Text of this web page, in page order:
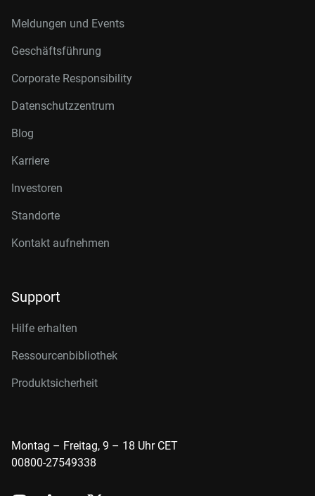
Meldungen und Events
Geschäftsführung
Corporate Responsibility
Datenschutzzentrum
Blog
Karriere
Investoren
Standorte
Kontakt aufnehmen
Support
Hilfe erhalten
Ressourcenbibliothek
Produktsicherheit
Montag – Freitag, 9 – 18 Uhr CET
00800-27549338